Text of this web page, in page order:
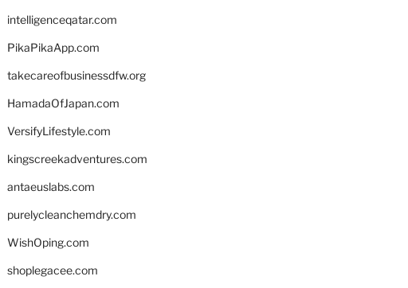
intelligenceqatar.com
PikaPikaApp.com
takecareofbusinessdfw.org
HamadaOfJapan.com
VersifyLifestyle.com
kingscreekadventures.com
antaeuslabs.com
purelycleanchemdry.com
WishOping.com
shoplegacee.com